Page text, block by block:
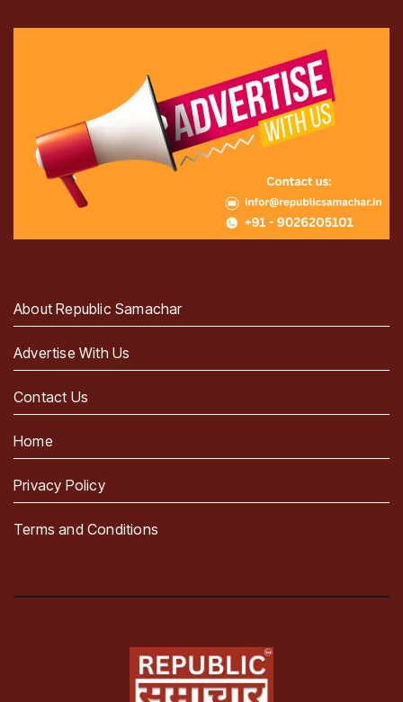
About Republic Samachar
Advertise With Us
Contact Us
Home
Privacy Policy
Terms and Conditions